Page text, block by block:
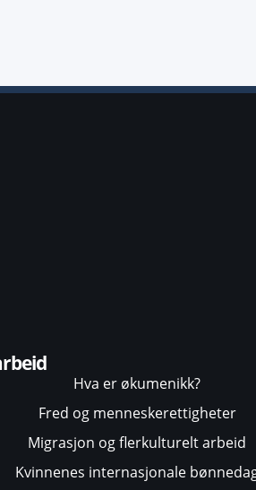
Hva er økumenikk?
Fred og menneskerettigheter
Migrasjon og flerkulturelt arbeid
Kvinnenes internasjonale